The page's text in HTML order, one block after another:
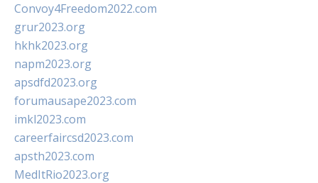
Convoy4Freedom2022.com
grur2023.org
hkhk2023.org
napm2023.org
apsdfd2023.org
forumausape2023.com
imkl2023.com
careerfaircsd2023.com
apsth2023.com
MedItRio2023.org